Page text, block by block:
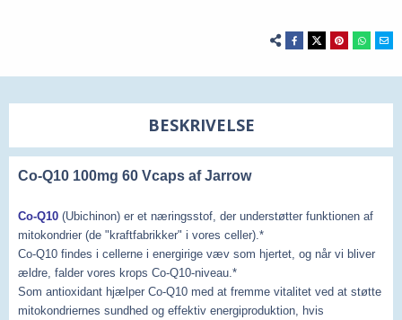
BESKRIVELSE
Co-Q10 100mg 60 Vcaps af Jarrow
Co-Q10 (Ubichinon) er et næringsstof, der understøtter funktionen af
mitokondrier (de "kraftfabrikker" i vores celler).*
Co-Q10 findes i cellerne i energirige væv som hjertet, og når vi bliver
ældre, falder vores krops Co-Q10-niveau.*
Som antioxidant hjælper Co-Q10 med at fremme vitalitet ved at støtte
mitokondriernes sundhed og effektiv energiproduktion, hvis